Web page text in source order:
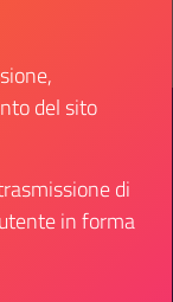
del sito
di
in forma